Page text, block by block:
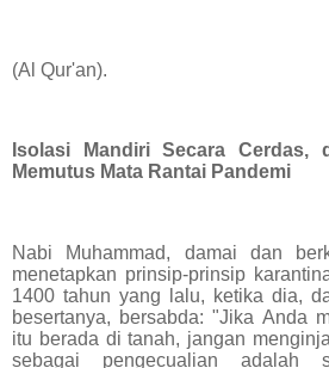
(Al Qur'an).
Isolasi Mandiri Secara Cerdas,
Memutus Mata Rantai Pandemi
Nabi Muhammad, damai dan
menetapkan prinsip-prinsip
1400 tahun yang lalu, ketika dia,
besertanya, bersabda: "Jika Anda
itu berada di tanah, jangan
sebagai pengecualian adalah